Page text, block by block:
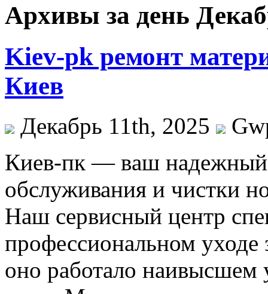
Архивы за день
Kiev-pk ремонт
Киев
Декабрь 11th, 2025
Киeв-пк — вaш нaдeжный
обслуживания и чистки
Наш сервисный центр
профессиональном
оно работало наивысшем